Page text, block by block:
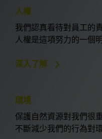
人權
我們認真看待對員工的
人權是這項努力的一個
深入了解
環境
保護自然資源對我們很
不斷減少我們的行為對